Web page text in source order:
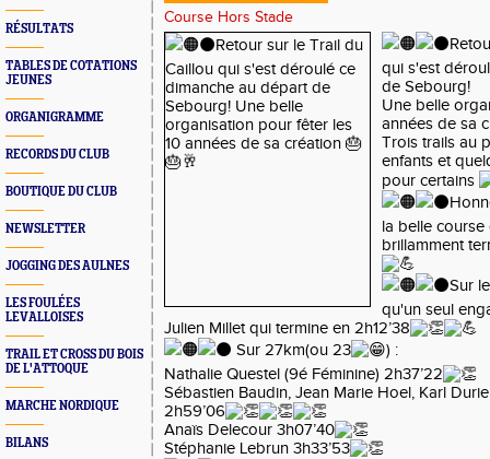
RÉSULTATS
TABLES DE COTATIONS
JEUNES
ORGANIGRAMME
RECORDS DU CLUB
BOUTIQUE DU CLUB
NEWSLETTER
JOGGING DES AULNES
LES FOULÉES
LEVALLOISES
TRAIL ET CROSS DU BOIS
DE L'ATTOQUE
MARCHE NORDIQUE
BILANS
Course Hors Stade
qui s'est
de Sebourg!
Une belle
années de sa
Trois trails au
enfants et
pour certains
la belle
brillamment
Sur
qu'un seul
Julien Millet qui termine en 2h12’38
Sur 27km(ou 23
) :
Nathalie Questel (9é Féminine) 2h37’22
Sébastien Baudin, Jean Marie Hoel, Karl
2h59’06
Anaïs Delecour 3h07’40
Stéphanie Lebrun 3h33’53